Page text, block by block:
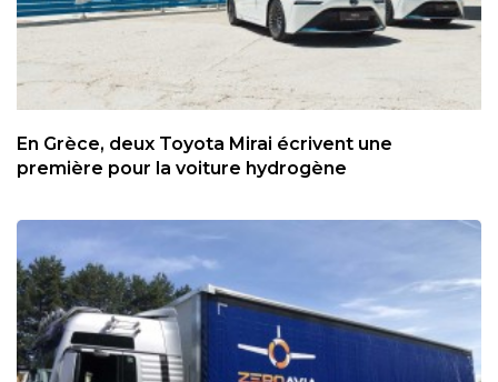
En Grèce, deux Toyota Mirai écrivent une
première pour la voiture hydrogène